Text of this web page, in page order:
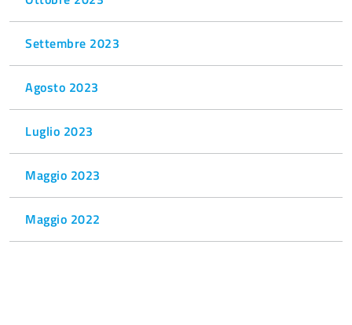
Settembre 2023
Agosto 2023
Luglio 2023
Maggio 2023
Maggio 2022